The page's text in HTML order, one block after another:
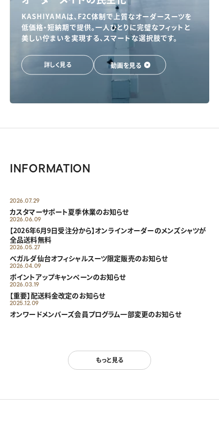
KASHIYAMAは、F2C体制で上質なオーダースーツを
低価格・短納期で提供。一人ひとりに完璧なフィットと
美しい佇まいを実現する、スマートな選択肢です。
詳しく見る 動画を見る
INFORMATION
2026.07.29
カスタマーサポート夏季休業のお知らせ
2026.06.09
【2026年6月9日受注分から】オンラインオーダーのメンズシャツが
全品送料無料
2026.05.27
べガルダ仙台オフィシャルスーツ限定販売のお知らせ
2026.04.09
ポイントアップキャンペーンのお知らせ
2026.03.19
【重要】配送料金改定のお知らせ
2025.12.09
オンワードメンバーズ会員プログラム一部変更のお知らせ
もっと見る